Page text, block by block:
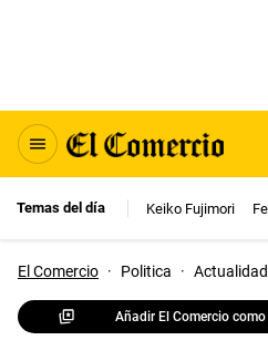
Temas del día Keiko Fujimori
El Comercio · Politica · Actualidad
Añadir El Comercio